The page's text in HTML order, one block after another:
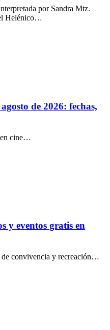
por Sandra Mtz.
Helénico…
de 2026: fechas,
cine…
y eventos gratis en
de convivencia y recreación…